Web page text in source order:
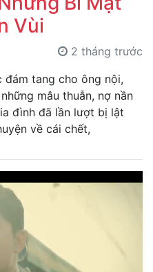
Vùi
2 tháng trước
đám tang cho ông nội,
mâu thuẫn, nợ nần
đình đã lần lượt bị lật
về cái chết,